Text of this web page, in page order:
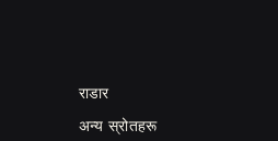
राडार
अन्य स्रोतहरू